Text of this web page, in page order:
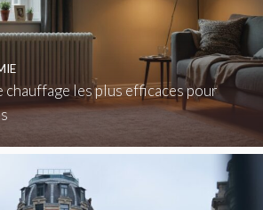
chauffage les plus efficaces pour